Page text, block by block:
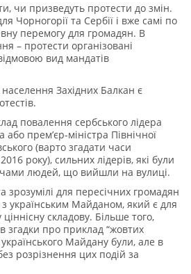
чи призведуть протести до змін.
Чорногорії та Сербії і вже самі по
перемогу для громадян. В
– протести організовані
вид мандатів
населення Західних Балкан є
повалення сербського лідера
прем’єр-міністра Північної
(варто згадати часи
року), сильних лідерів, які були
людей, що вийшли на вулиці.
зрозумілі для пересічних громадян
українським Майданом, який є для
складову. Більше того,
згадки про приклад “жовтих
Майдану були, але в
розрізнення цих подій за